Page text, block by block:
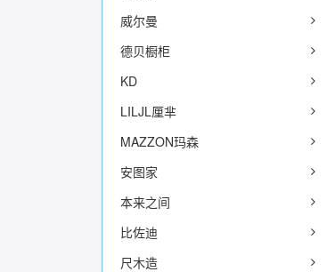
威尔曼
德贝橱柜
KD
LILJL厘芈
MAZZON玛森
安图家
本来之间
比佐迪
尺木造